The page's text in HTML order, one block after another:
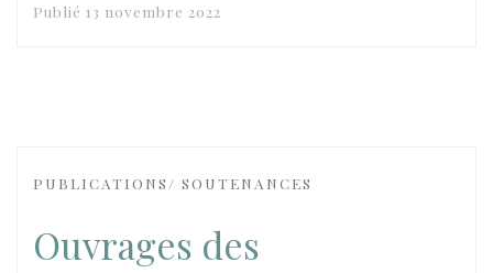
Publié 13 novembre 2022
PUBLICATIONS/ SOUTENANCES
Ouvrages des